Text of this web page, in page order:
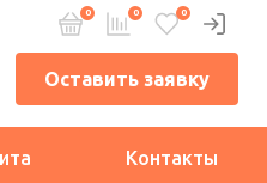
Оставить заявку
Контакты